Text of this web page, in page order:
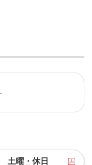
土曜・休日